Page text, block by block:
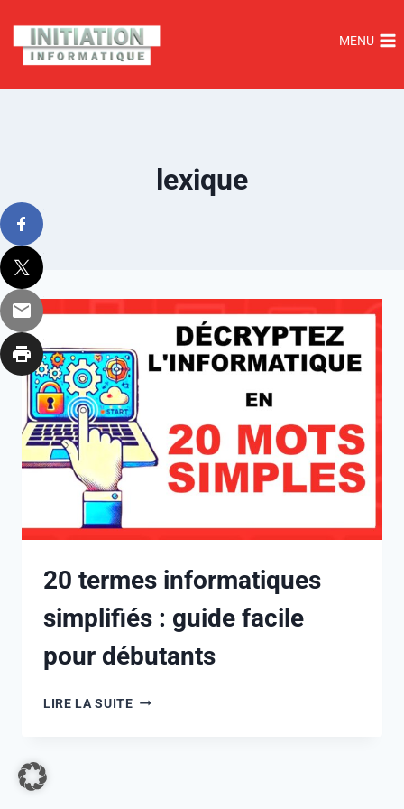
MENU
lexique
20 termes informatiques
simplifiés : guide facile
pour débutants
LIRE LA SUITE